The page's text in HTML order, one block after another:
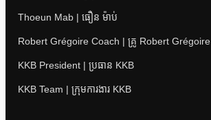
Thoeun Mab | ធឿន ម៉ាប់
Robert Grégoire Coach | គ្រូ Robert Grégoire
KKB President | ប្រធាន KKB
KKB Team | ក្រុមការងារ KKB